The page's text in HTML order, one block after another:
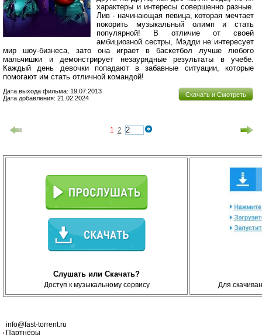
характеры и интересы совершенно разные.
Лив - начинающая певица, которая мечтает
покорить музыкальный олимп и стать
популярной! В отличие от своей
амбициозной сестры, Мэдди не интересует
мир шоу-бизнеса, зато она играет в баскетбол лучше любого
мальчишки и демонстрирует незаурядные результаты в учебе.
Каждый день девочки попадают в забавные ситуации, которые
помогают им стать отличной командой!
Скачать и Смотреть
Дата выхода фильма: 19.07.2013
Дата добавления: 21.02.2024
1 2
Слушать или Скачать?
Доступ к музыкальному сервису Для
info@fast-torrent.ru
Партнёры